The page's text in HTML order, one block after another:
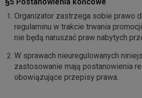
Organizator zastrzega sobie prawo
regulaminu w trakcie trwania
nie będą naruszać praw nabytych
W sprawach nieuregulowanych
zastosowanie mają postanowienia
obowiązujące przepisy prawa.